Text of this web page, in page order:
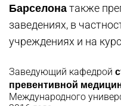
Барселонатакже
заведениях, в
учреждениях и на
Заведующий кафедрой
превентивной
Международного